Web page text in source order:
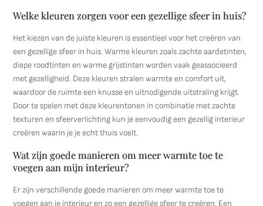
Welke kleuren zorgen voor een gezellige sfeer in huis?
Het kiezen van de juiste kleuren is essentieel voor het creëren van
een gezellige sfeer in huis. Warme kleuren zoals zachte aardetinten,
diepe roodtinten en warme grijstinten worden vaak geassocieerd
met gezelligheid. Deze kleuren stralen warmte en comfort uit,
waardoor de ruimte een knusse en uitnodigende uitstraling krijgt.
Door te spelen met deze kleurentonen in combinatie met zachte
texturen en sfeerverlichting kun je eenvoudig een gezellig interieur
creëren waarin je je echt thuis voelt.
Wat zijn goede manieren om meer warmte toe te
voegen aan mijn interieur?
Er zijn verschillende goede manieren om meer warmte toe te
voegen aan je interieur en zo een gezellige sfeer te creëren. Een